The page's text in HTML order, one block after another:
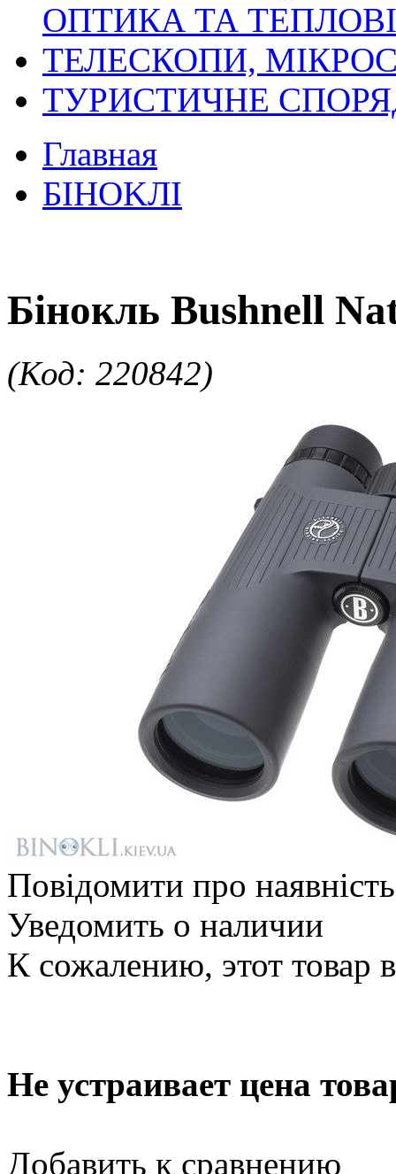
ОПТИКА ТА
ТЕЛЕСКОПИ,
ТУРИСТИЧНЕ
Главная
БIHOKЛI
Бінокль Bushnell
(Код: 220842)
Повідомити про наявність
Уведомить о наличии
К сожалению, этот товар
Не устраивает цена
Добавить к сравнению